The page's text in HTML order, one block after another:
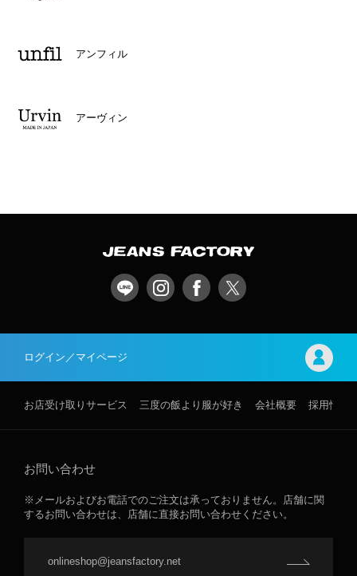
アンフィル
アーヴィン
ログイン／マイページ
お店受け取りサービス 三度の飯より服が好き 会社概要 採用情報
お問い合わせ
※メールおよびお電話でのご注文は承っておりません。店舗に関
するお問い合わせは、店舗に直接お問い合わせください。
onlineshop@jeansfactory.net